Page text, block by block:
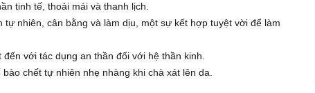
tinh tế, thoải mái và thanh lịch.
nhiên, cân bằng và làm dịu, một sự kết hợp tuyệt vời để làm
với tác dụng an thần đối với hệ thần kinh.
chết tự nhiên nhẹ nhàng khi chà xát lên da.